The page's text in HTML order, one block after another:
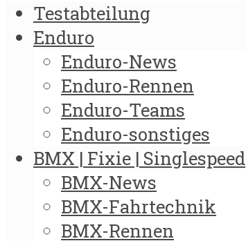
Testabteilung
Enduro
Enduro-News
Enduro-Rennen
Enduro-Teams
Enduro-sonstiges
BMX | Fixie | Singlespeed
BMX-News
BMX-Fahrtechnik
BMX-Rennen